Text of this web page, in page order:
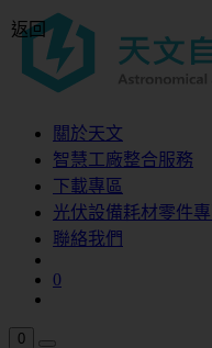
關於天文
智慧工廠整合服務
下載專區
光伏設備耗材零件
聯絡我們
0
0
返回